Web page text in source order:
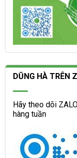
DŨNG HÀ TRÊN
Hãy theo dõi
hàng tuần